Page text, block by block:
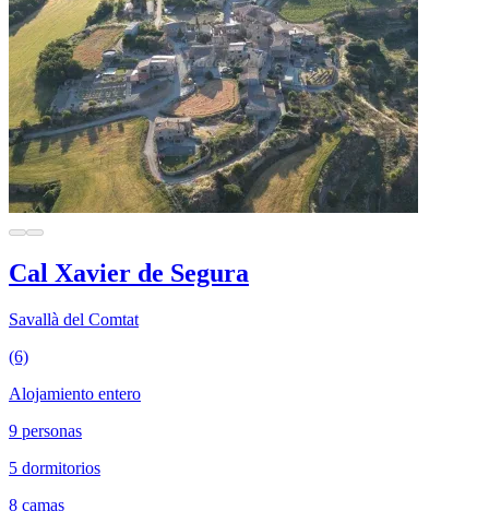
Cal Xavier de Segura
Savallà del Comtat
(6)
Alojamiento entero
9 personas
5 dormitorios
8 camas